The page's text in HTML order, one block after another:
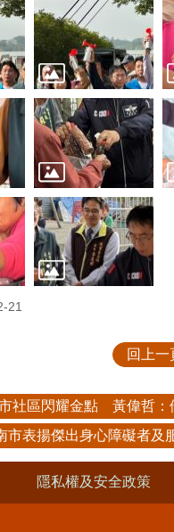
21
回上一
社區閃耀金點 黃偉哲：
市表揚傑出身心障礙者及
隱私權及安全政策